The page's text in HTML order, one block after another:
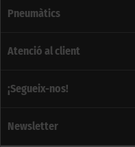
Pneumàtics
Atenció al client
¡Segueix-nos!
Newsletter